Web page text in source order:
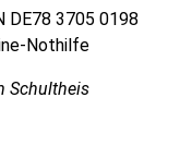
DE78 3705 0198
Nothilfe
Schultheis